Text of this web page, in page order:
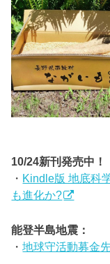
10/24新刊発売中！
・ Kindle版 地底科
も進化か?
能登半島地震：
・地球守活動募金